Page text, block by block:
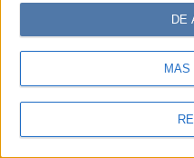
cambiar sus preferencias
Tenga en cuenta que algún
personales puede no
tiene el derecho de rechazar
sus preferencias o retirar su
MÁS
DE